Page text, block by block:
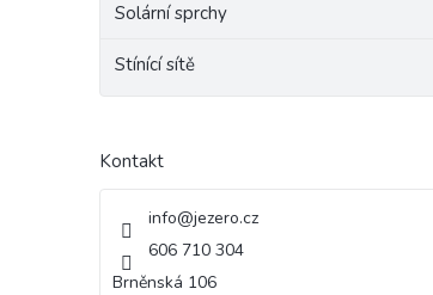
Solární sprchy
Stínící sítě
Kontakt
info@jezero.cz
606 710 304
Brněnská 106